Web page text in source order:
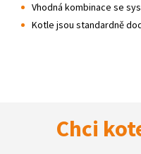
Vhodná kombinace se
Kotle jsou standardně
Chci